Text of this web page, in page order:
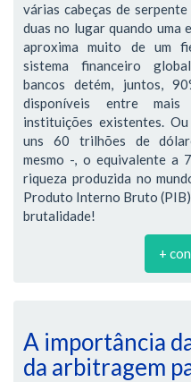
várias cabeças de serpente
duas no lugar quando uma
aproxima muito de um
sistema financeiro
bancos detém, juntos,
disponíveis entre
instituições existentes. Ou
uns 60 trilhões de
mesmo -, o equivalente a
riqueza produzida no
Produto Interno Bruto (PIB)
brutalidade!
+
A importância
da arbitragem